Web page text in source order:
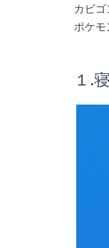
カビ
ポケモ
１.